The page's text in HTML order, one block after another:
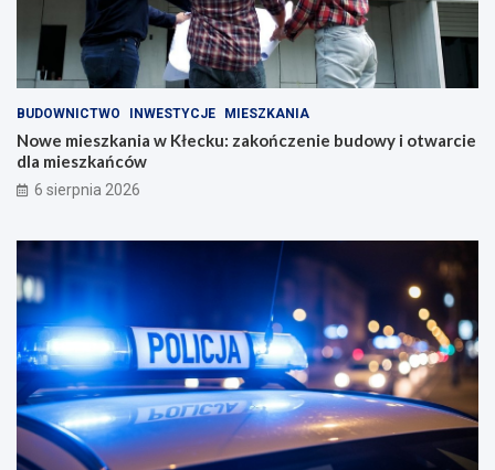
BUDOWNICTWO INWESTYCJE MIESZKANIA
Nowe mieszkania w Kłecku: zakończenie budowy i otwarcie
dla mieszkańców
6 sierpnia 2026